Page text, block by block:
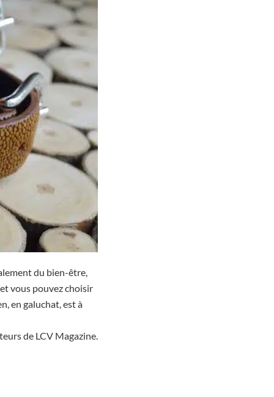
du bien-être,
vous pouvez choisir
en galuchat, est à
de LCV Magazine.